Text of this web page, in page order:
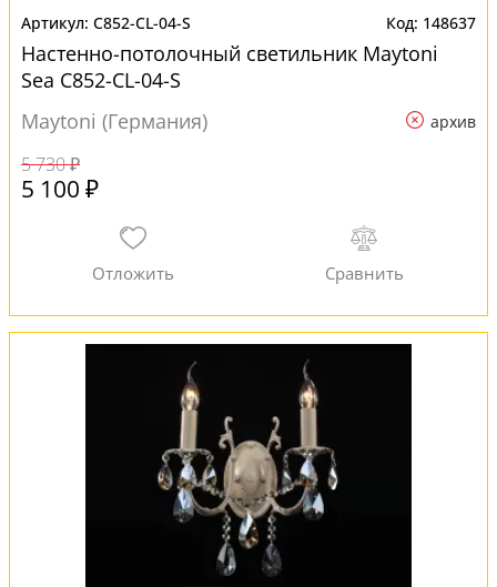
C852-CL-04-S 148637
Настенно-потолочный светильник Maytoni
Sea C852-CL-04-S
Maytoni (Германия)
архив
5 730 ₽
5 100 ₽